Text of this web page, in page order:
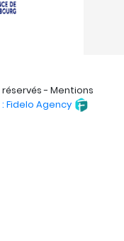
- Mentions
Fidelo Agency